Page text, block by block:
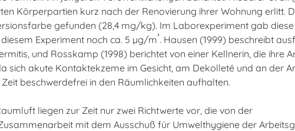
Körperpartien kurz nach der Renovierung ihrer Wohnung erlitt.
gefunden (28,4 mg/kg). Im Laborexperiment gab diese
Experiment noch ca. 5 µg/m³. Hausen (1999) beschreibt
und Rosskamp (1998) berichtet von einer Kellnerin, die ihre
sich akute Kontaktekzeme im Gesicht, am Dekolleté und an der
beschwerdefrei in den Räumlichkeiten aufhalten.
liegen zur Zeit nur zwei Richtwerte vor, die von der
mit dem Ausschuß für Umwelthygiene der